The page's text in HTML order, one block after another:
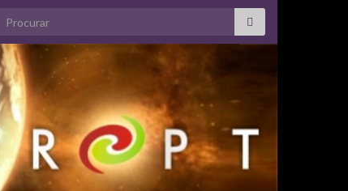
Search for: